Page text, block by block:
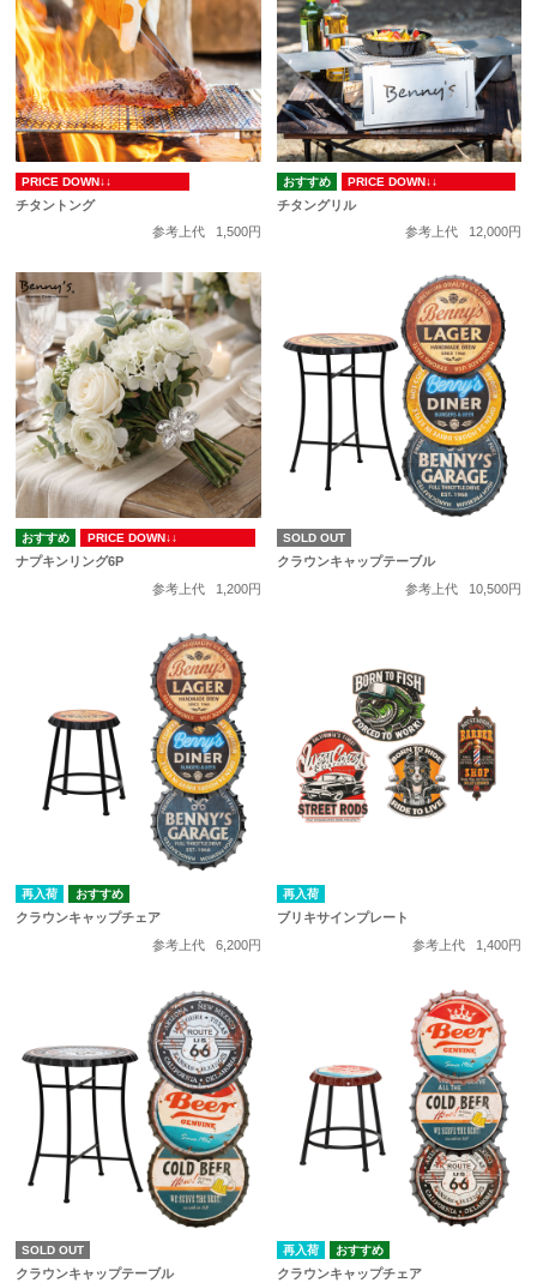
PRICE DOWN↓↓
チタントング
参考上代
1,500円
PRICE DOWN↓↓
チタングリル
参考上代
12,000円
PRICE DOWN↓↓
ナプキンリング6P
参考上代
1,200円
SOLD OUT
クラウンキャップテーブル
参考上代
10,500円
再入荷
クラウンキャップチェア
参考上代
6,200円
再入荷
ブリキサインプレート
参考上代
1,400円
SOLD OUT
クラウンキャップテーブル
再入荷
クラウンキャップチェア